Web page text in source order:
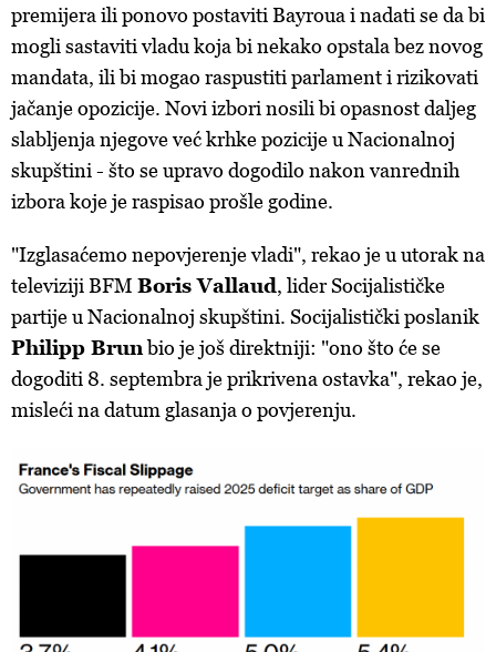
premijera ili ponovo postaviti Bayroua i nadati se da bi
mogli sastaviti vladu koja bi nekako opstala bez novog
mandata, ili bi mogao raspustiti parlament i rizikovati
jačanje opozicije. Novi izbori nosili bi opasnost daljeg
slabljenja njegove već krhke pozicije u Nacionalnoj
skupštini - što se upravo dogodilo nakon vanrednih
izbora koje je raspisao prošle godine.
"Izglasaćemo nepovjerenje vladi", rekao je u utorak na
televiziji BFM Boris Vallaud, lider Socijalističke
partije u Nacionalnoj skupštini. Socijalistički poslanik
Philipp Brunbio je još direktniji: "ono što će se
dogoditi 8. septembra je prikrivena ostavka", rekao je,
misleći na datum glasanja o povjerenju.